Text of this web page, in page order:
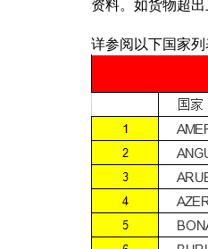
资料。如货物超
详参阅以下国家列